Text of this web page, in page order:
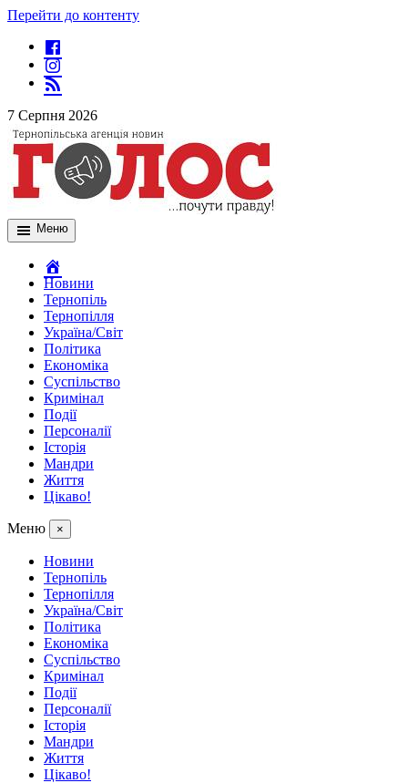
Перейти до контенту
7 Серпня 2026
Меню
Новини
Тернопіль
Тернопілля
Україна/Світ
Політика
Економіка
Суспільство
Кримінал
Події
Персоналії
Історія
Мандри
Життя
Цікаво!
Меню ×
Новини
Тернопіль
Тернопілля
Україна/Світ
Політика
Економіка
Суспільство
Кримінал
Події
Персоналії
Історія
Мандри
Життя
Цікаво!